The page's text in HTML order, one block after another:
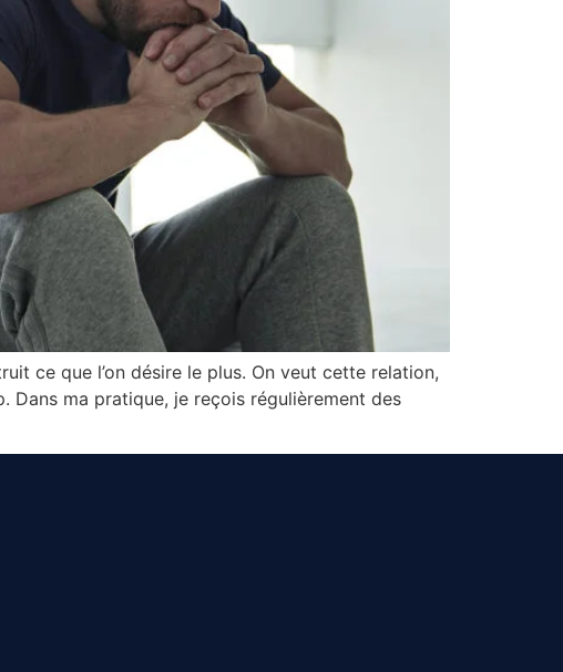
ce que l’on désire le plus. On veut cette relation,
Dans ma pratique, je reçois régulièrement des